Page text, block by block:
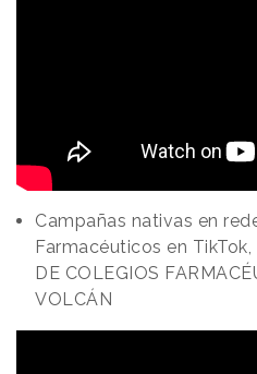
Campañas nativas en
Farmacéuticos en TikTok,
DE COLEGIOS
VOLCÁN